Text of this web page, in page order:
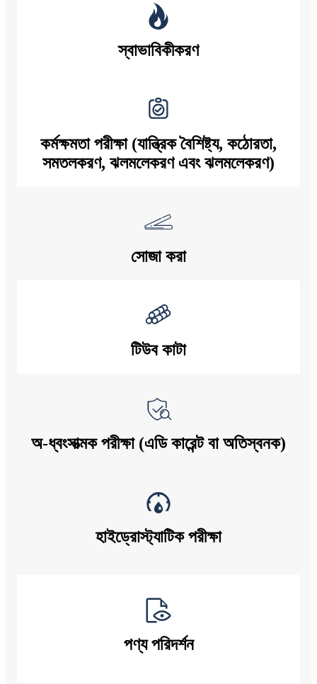
স্বাভাবিকীকরণ
কর্মক্ষমতা পরীক্ষা (যান্ত্রিক বৈশিষ্ট্য, কঠোরতা,
সমতলকরণ, ঝলমলেকরণ এবং ঝলমলেকরণ)
সোজা করা
টিউব কাটা
অ-ধ্বংসাত্মক পরীক্ষা (এডি কারেন্ট বা অতিস্বনক)
হাইড্রোস্ট্যাটিক পরীক্ষা
পণ্য পরিদর্শন